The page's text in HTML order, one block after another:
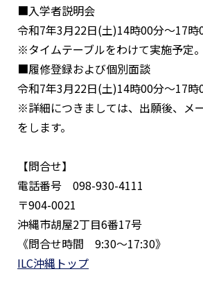
■入学者説明会
令和7年3月22日(土)14時00分～17時
※タイムテーブルをわけて実施予定。
■履修登録および個別面談
令和7年3月22日(土)14時00分～17時
※詳細につきましては、出願後、メ
をします。
【問合せ】
電話番号 098-930-4111
〒904-0021
沖縄市胡屋2丁目6番17号
《問合せ時間 9:30〜17:30》
ILC沖縄トップ